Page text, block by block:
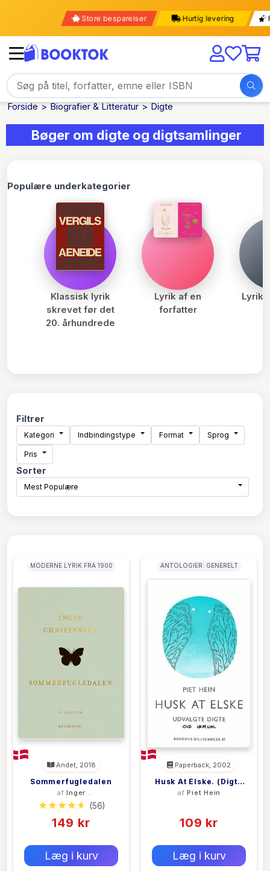
Store besparelser Hurtig levering
Forside Biografier & Litteratur Digte
Bøger om digte og digtsamlinger
Populære underkategorier
Klassisk lyrik
skrevet før det
20. århundrede
Lyrik af en
forfatter
Filtrer
Kategori Indbindingstype Format Sprog
Pris
Sorter
Mest Populære
MODERNE LYRIK FRA 1900
Andet, 2018
Sommerfugledalen
afInger
Christensen(56)
149 kr
Læg i kurv
ANTOLOGIER: GENERELT
Paperback, 2002
Husk At Elske. (Digte
Og Gruk - 83 Stk.)
afPiet Hein
109 kr
Læg i kurv